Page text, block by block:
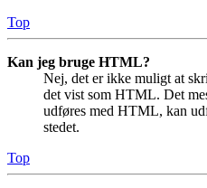
Top
Kan jeg bruge HTML?
Nej, det er ikke muligt at
det vist som HTML. Det
udføres med HTML, kan
stedet.
Top